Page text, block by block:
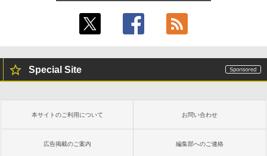
Special Site
本サイトのご利用について お問い合わせ
広告掲載のご案内 編集部へのご連絡